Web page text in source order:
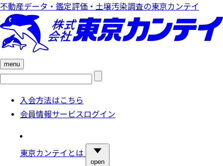
不動産データ・鑑定評価・土壌汚染調査の東京カンテイ
menu
検
入会方法はこちら
会員情報サービスログイン
東京カンテイとは
open